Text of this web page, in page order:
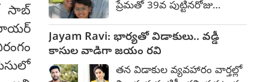
సాబ్
లాయర్
అంతా అయ్యాక చివరికి వాళ్లు
చెప్పిందేమిటంటే... కమిట్మెంట్
కావాలని. దాంతో ఆ అవకాశం
వద్దని తిరిగి వచ్చేసాను. రెండోసారి
ఇంకొకరు సీరియల్లో అవకాశం
ప్రేమతో 39వ పుట్టినరోజు
సునీల్ శెట్టి మరియు గీతా ఆర్ట్స్
వంటి ప్రముఖులు కూడా
అభిమానులతో కలిసి ఆమెకు
హృదయపూర్వక శుభాకాంక్షలు
Jayam Ravi: భార్యతో విడాకులు.. వడ్డీ
కాసుల వాడిగా జయం రవి
తన విడాకుల వ్యవహారం వార్తల్లో